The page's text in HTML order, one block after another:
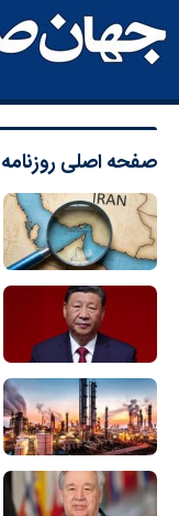
صفحه اصلی